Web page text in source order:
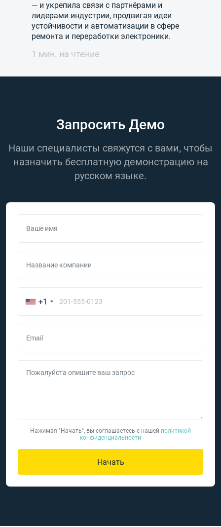
— и укрепила связи с партнёрами и
лидерами индустрии, продвигая идеи
устойчивости и автоматизации в сфере
ремонта и переработки электроники.
1 мин. на чтение
Запросить Демо
Наши специалисты свяжутся с вами, чтобы
назначить бесплатную демонстрацию на
русском языке.
Ваше имя
Название компании
+1
Email
Пожалуйста опишите ваш запрос
Нажимая "Начать", вы соглашаетесь с нашей политикой
конфиденциальности
Начать